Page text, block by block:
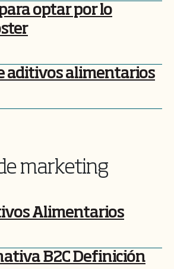
optar por lo
aditivos alimentarios
marketing
Alimentarios
B2C Definición